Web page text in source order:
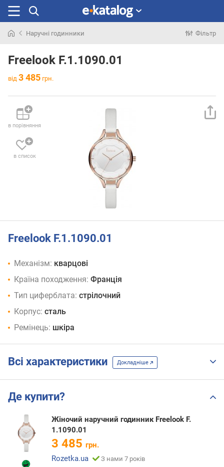
раніше
Наручні годинники Фільтр
Freelook F.1.1090.01
від 3 485 грн.
в порівняння
в список
Freelook F.1.1090.01
Механізм: кварцові
Країна походження: Франція
Тип циферблата: стрілочний
Корпус: сталь
Ремінець: шкіра
Всі характеристики Докладніше
Де купити?
Жіночий наручний годинник Freelook F.
1.1090.01
3 485 грн.
Rozetka.ua
З нами 7 років